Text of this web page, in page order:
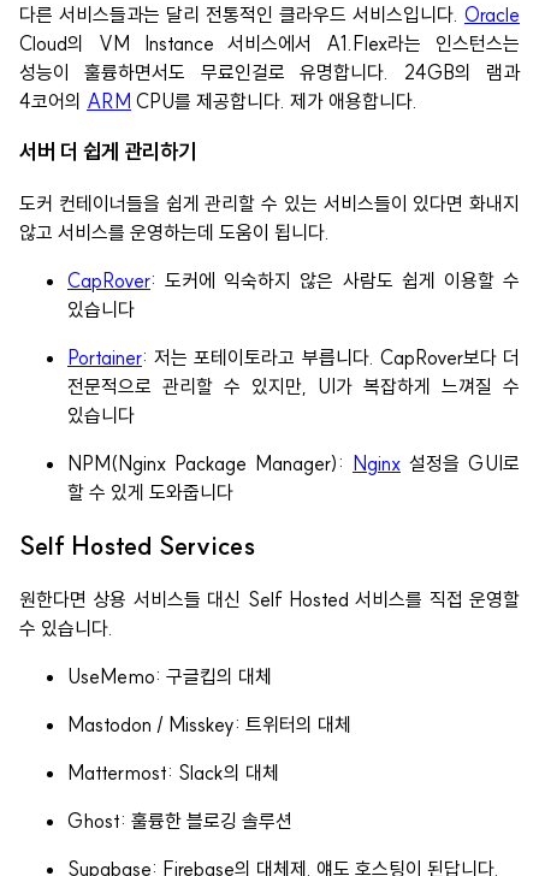
다른 서비스들과는 달리 전통적인 클라우드 서비스입니다. Oracle
Cloud의 VM Instance 서비스에서 A1.Flex라는 인스턴스는
성능이 훌륭하면서도 무료인걸로 유명합니다. 24GB의 램과
4코어의 ARM CPU를 제공합니다. 제가 애용합니다.
서버 더 쉽게 관리하기
도커 컨테이너들을 쉽게 관리할 수 있는 서비스들이 있다면 화내지
않고 서비스를 운영하는데 도움이 됩니다.
CapRover: 도커에 익숙하지 않은 사람도 쉽게 이용할 수
있습니다
Portainer: 저는 포테이토라고 부릅니다. CapRover보다 더
전문적으로 관리할 수 있지만, UI가 복잡하게 느껴질 수
있습니다
NPM(Nginx Package Manager): Nginx 설정을 GUI로
할 수 있게 도와줍니다
Self Hosted Services
원한다면 상용 서비스들 대신 Self Hosted 서비스를 직접 운영할
수 있습니다.
UseMemo: 구글킵의 대체
Mastodon / Misskey: 트위터의 대체
Mattermost: Slack의 대체
Ghost: 훌륭한 블로깅 솔루션
Supabase: Firebase의 대체제. 얘도 호스팅이 된답니다.